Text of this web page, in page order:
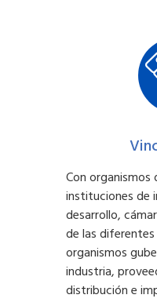
Con
instituciones de
desarrollo,
de las
organismos
industria,
distribución e